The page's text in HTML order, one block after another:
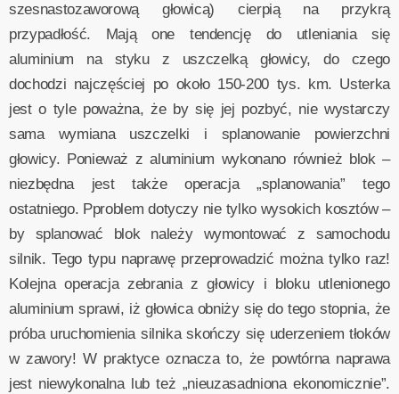
szesnastozaworową głowicą) cierpią na przykrą
przypadłość. Mają one tendencję do utleniania się
aluminium na styku z uszczelką głowicy, do czego
dochodzi najczęściej po około 150-200 tys. km. Usterka
jest o tyle poważna, że by się jej pozbyć, nie wystarczy
sama wymiana uszczelki i splanowanie powierzchni
głowicy. Ponieważ z aluminium wykonano również blok –
niezbędna jest także operacja „splanowania” tego
ostatniego. Pproblem dotyczy nie tylko wysokich kosztów –
by splanować blok należy wymontować z samochodu
silnik. Tego typu naprawę przeprowadzić można tylko raz!
Kolejna operacja zebrania z głowicy i bloku utlenionego
aluminium sprawi, iż głowica obniży się do tego stopnia, że
próba uruchomienia silnika skończy się uderzeniem tłoków
w zawory! W praktyce oznacza to, że powtórna naprawa
jest niewykonalna lub też „nieuzasadniona ekonomicznie”.